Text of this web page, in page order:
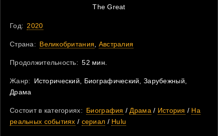
The Great
Год: 2020
Страна: Великобритания Австралия
Продолжительность: 52 мин.
Жанр:
Драма
Состоит в категориях: Биография / Драма / История / На
реальных событиях / cериал / Hulu